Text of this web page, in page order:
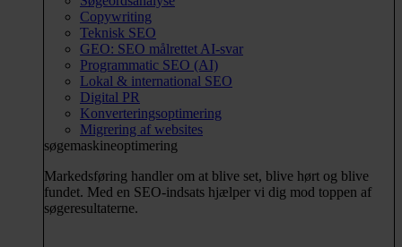
Copywriting
Teknisk SEO
GEO: SEO målrettet AI-svar
Programmatic SEO (AI)
Lokal & international SEO
Digital PR
Konverteringsoptimering
Migrering af websites
søgemaskineoptimering
Markedsføring handler om at blive set, blive hørt og blive
fundet. Med en SEO-indsats hjælper vi dig mod toppen af
søgeresultaterne.